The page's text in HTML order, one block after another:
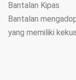
Bantalan Kipas
Bantalan
yang memiliki